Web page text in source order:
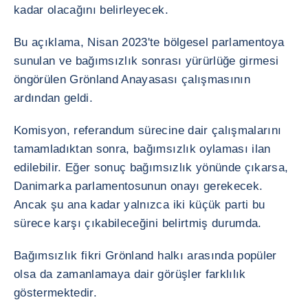
kadar olacağını belirleyecek.
Bu açıklama, Nisan 2023'te bölgesel parlamentoya
sunulan ve bağımsızlık sonrası yürürlüğe girmesi
öngörülen Grönland Anayasası çalışmasının
ardından geldi.
Komisyon, referandum sürecine dair çalışmalarını
tamamladıktan sonra, bağımsızlık oylaması ilan
edilebilir. Eğer sonuç bağımsızlık yönünde çıkarsa,
Danimarka parlamentosunun onayı gerekecek.
Ancak şu ana kadar yalnızca iki küçük parti bu
sürece karşı çıkabileceğini belirtmiş durumda.
Bağımsızlık fikri Grönland halkı arasında popüler
olsa da zamanlamaya dair görüşler farklılık
göstermektedir.